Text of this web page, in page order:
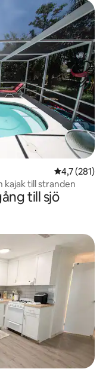
4,7 av 5 i
4,7 (281)
kajak till stranden
till sjö